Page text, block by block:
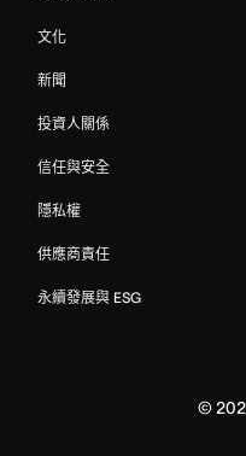
文化
新聞
投資人關係
信任與安全
隱私權
供應商責任
永續發展與 ESG
©